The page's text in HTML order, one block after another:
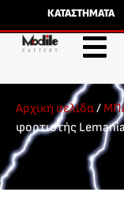
ΚΑΤΑΣΤΗΜΑΤΑ
Αρχική σελίδα/
φορτιστής